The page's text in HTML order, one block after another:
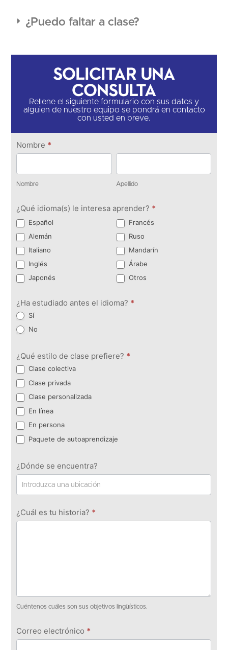
¿Puedo faltar a clase?
Solicitar una
consulta
Rellene el siguiente formulario con sus datos y
alguien de nuestro equipo se pondrá en contacto
con usted en breve.
Ponte en
contacto
Nombre *
Nombre Apellido
¿Qué idioma(s) le interesa aprender? *
Español
Francés
Alemán
Ruso
Italiano
Mandarín
Inglés
Árabe
Japonés
Otros
¿Ha estudiado antes el idioma? *
Sí
No
¿Qué estilo de clase prefiere? *
Clase colectiva
Clase privada
Clase personalizada
En línea
En persona
Paquete de autoaprendizaje
¿Dónde se encuentra?
¿Cuál es tu historia? *
Cuéntenos cuáles son sus objetivos lingüísticos.
Correo electrónico *